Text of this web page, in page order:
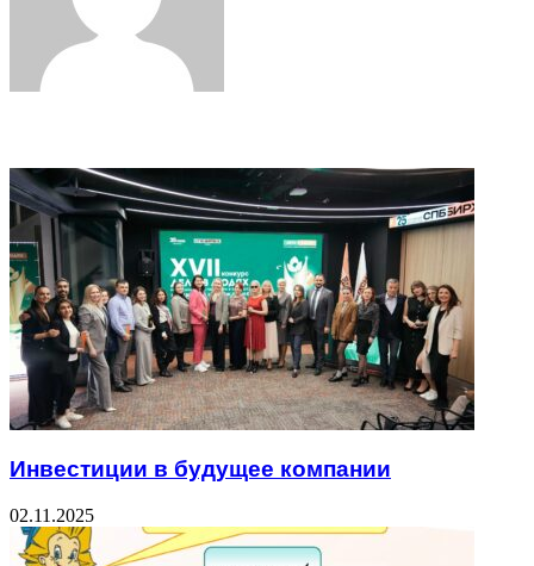
Инвестиции в будущее компании
02.11.2025